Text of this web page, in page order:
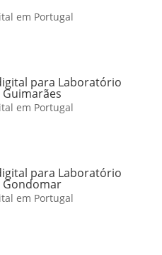
em Portugal
para Laboratório
Guimarães
em Portugal
para Laboratório
Gondomar
em Portugal